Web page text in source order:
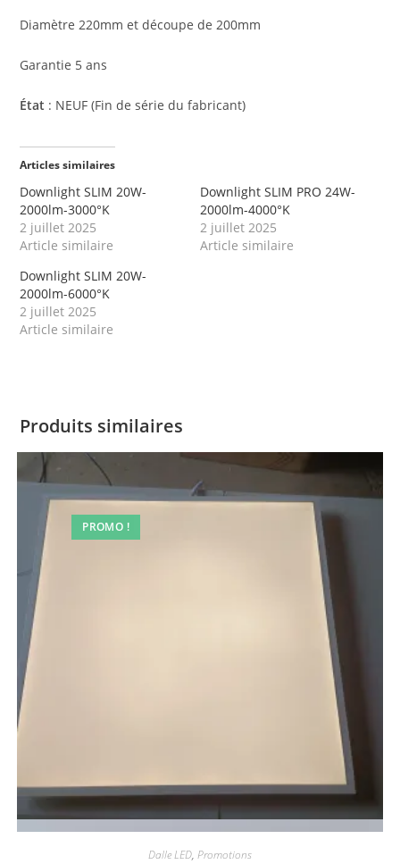
Diamètre 220mm et découpe de 200mm
Garantie 5 ans
État : NEUF (Fin de série du fabricant)
Articles similaires
Downlight SLIM 20W-
2000lm-3000°K
2 juillet 2025
Article similaire
Downlight SLIM PRO 24W-
2000lm-4000°K
2 juillet 2025
Article similaire
Downlight SLIM 20W-
2000lm-6000°K
2 juillet 2025
Article similaire
Produits similaires
PROMO !
Vue rapide
Dalle LED, Promotions